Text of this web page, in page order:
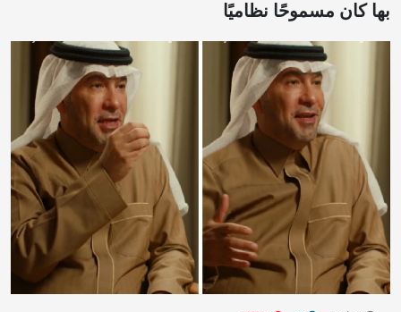
بها كان مسموحًا نظاميًا